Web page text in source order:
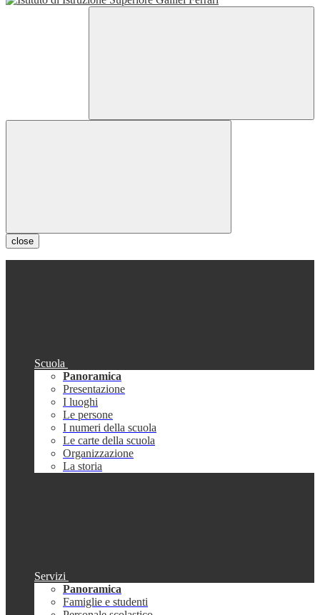
close
Scuola
Panoramica
Presentazione
I luoghi
Le persone
I numeri della scuola
Le carte della scuola
Organizzazione
La storia
Servizi
Panoramica
Famiglie e studenti